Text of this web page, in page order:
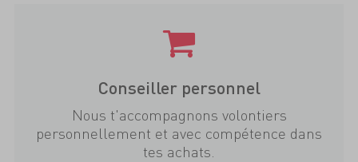
Conseiller personnel
Nous t'accompagnons volontiers
personnellement et avec compétence dans
tes achats.